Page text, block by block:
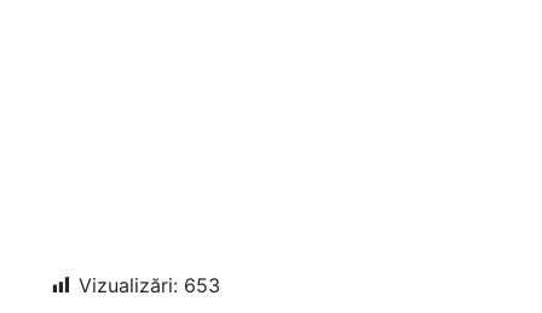
Vizualizări: 653